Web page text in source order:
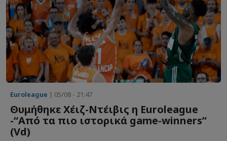
Euroleague | 05/08 - 21:47
Θυμήθηκε Χέιζ-Ντέιβις η Euroleague
-“Από τα πιο ιστορικά game-winners”
(Vd)